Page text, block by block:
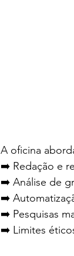
A oficina
➡️ Redação e
➡️ Análise de
➡️
➡️ Pesquisas
➡️ Limites